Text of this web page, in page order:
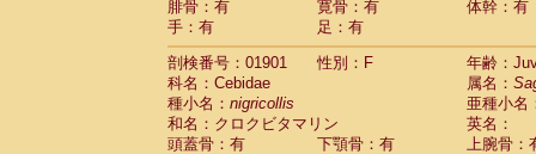
Cebidae Saimiri sciureus
Atelidae Alouatta caraya
AtelidaeAlouatta fusca
AtelidaeAlouatta seniculus
Atelidae
AtelidaeAteles belzebuth
Atelidae Ateles geoffroyi
腓骨：有
寛骨：有
体幹：有
手：有
足：有
剖検番号：01901
性別：F
年齢：
科名：Cebidae
属名：
種小名： nigricollis
亜種小名
和名：クロクビタマリン
英名：
頭蓋骨：有
下顎骨：有
上腕骨：